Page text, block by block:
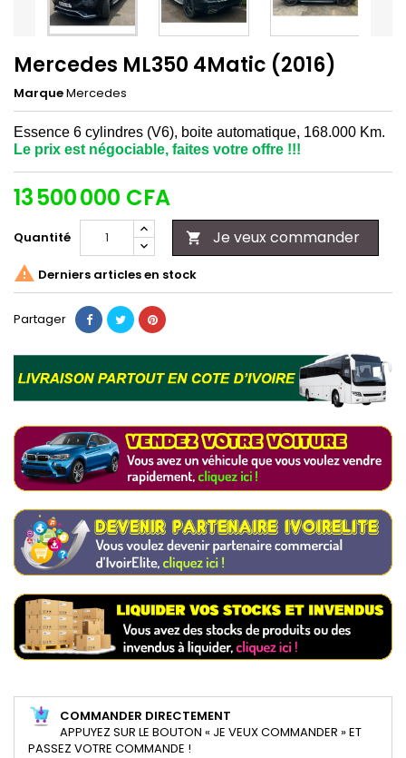
Mercedes ML350 4Matic (2016)
MarqueMercedes
Essence 6 cylindres (V6), boite automatique, 168.000 Km.
Le prix est négociable, faites votre offre !!!
13 500 000 CFA
Quantité  Je veux commander
 Derniers articles en stock
Partager
COMMANDER DIRECTEMENT
APPUYEZ SUR LE BOUTON « JE VEUX COMMANDER » ET
PASSEZ VOTRE COMMANDE !